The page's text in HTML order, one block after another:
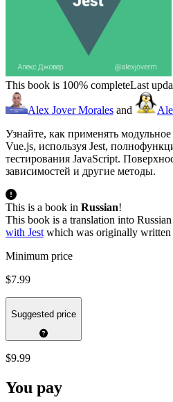
This book is 100% completeLast
Alex Jover Morales and
Узнайте, как применять
Vue.js, используя Jest,
тестирования JavaScript.
зависимостей и другие методы.
This is a book in Russian!
This book is a translation into
with Jestwhich was originally written
Minimum price
$7.99
Suggested price
$9.99
You pay